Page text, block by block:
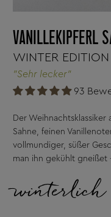
VANILLEKIPFERL
WINTER EDITION
"Sehr lecker"
93
Der
Sahne, feinen
vollmundiger, süßer
man ihn gekühlt gneißet
winterlich